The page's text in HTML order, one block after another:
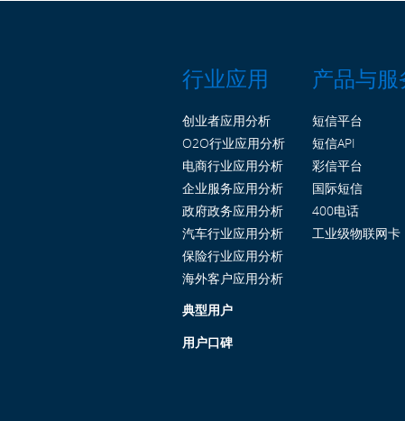
行业应用
创业者应用分析
O2O行业应用分析
电商行业应用分析
企业服务应用分析
政府政务应用分析
汽车行业应用分析
保险行业应用分析
海外客户应用分析
典型用户
用户口碑
产品与服
短信平台
短信API
彩信平台
国际短信
400电话
工业级物联网卡